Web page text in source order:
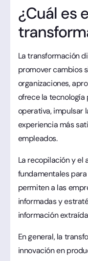
¿Cuál es
La transformación
promover cambios
organizaciones,
ofrece la tecnología
operativa, impulsar
experiencia más
empleados.
La recopilación y el
fundamentales
permiten a las
informadas y
información
En general, la
innovación en